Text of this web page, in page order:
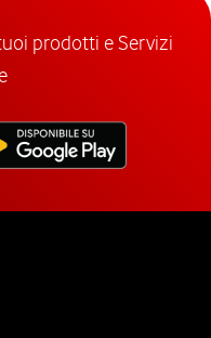
prodotti e Servizi